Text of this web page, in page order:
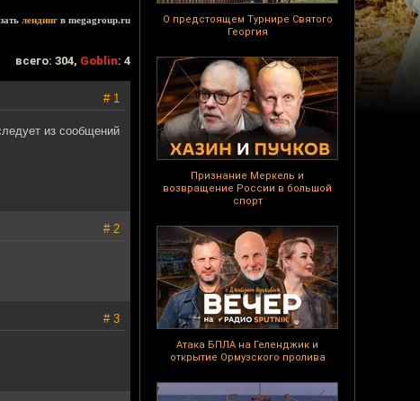
О предстоящем Турнире Святого
Георгия
Признание Меркель и
возвращение России в большой
спорт
Атака БПЛА на Геленджик и
открытие Ормузского пролива
лендинг в megagroup.ru
всего: 304, Goblin: 4
# 1
из сообщений
# 2
# 3